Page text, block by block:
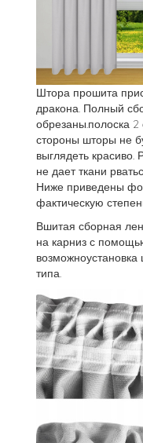
Штора прошита
дракона. Полный
обрезаны.полоска
стороны шторы не
выглядеть красиво.
не дает ткани
Ниже приведены
фактическую
Вшитая сборная
на карниз с
возможноустановка
типа.